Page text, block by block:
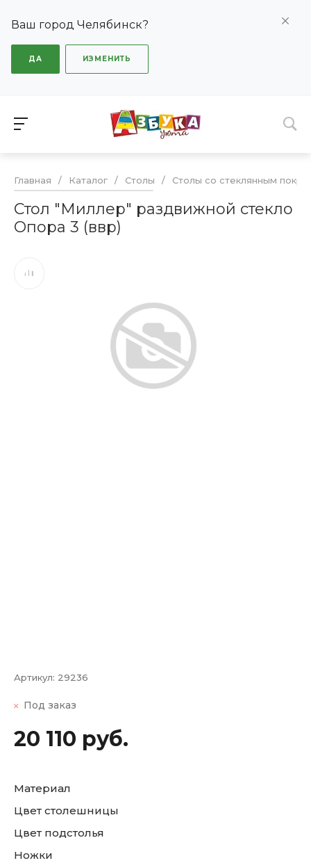
Ваш город Челябинск?
ДА ИЗМЕНИТЬ
Главная / Каталог / Столы / Столы со стеклянным
Стол "Миллер" раздвижной стекло
Опора 3 (ввр)
Артикул: 29236
Под заказ
20 110 руб.
Материал
Цвет столешницы
Цвет подстолья
Ножки